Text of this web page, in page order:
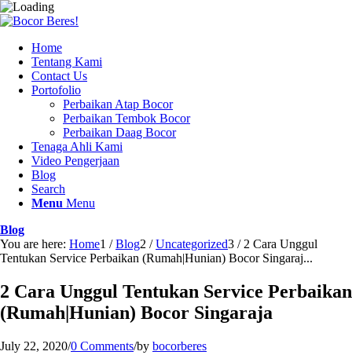
Home
Tentang Kami
Contact Us
Portofolio
Perbaikan Atap Bocor
Perbaikan Tembok Bocor
Perbaikan Daag Bocor
Tenaga Ahli Kami
Video Pengerjaan
Blog
Search
Menu Menu
Blog
You are here: Home1 / Blog2 / Uncategorized3 / 2 Cara Unggul
Tentukan Service Perbaikan (Rumah|Hunian) Bocor Singaraj...
2 Cara Unggul Tentukan Service Perbaikan
(Rumah|Hunian) Bocor Singaraja
July 22, 2020/0 Comments/by bocorberes